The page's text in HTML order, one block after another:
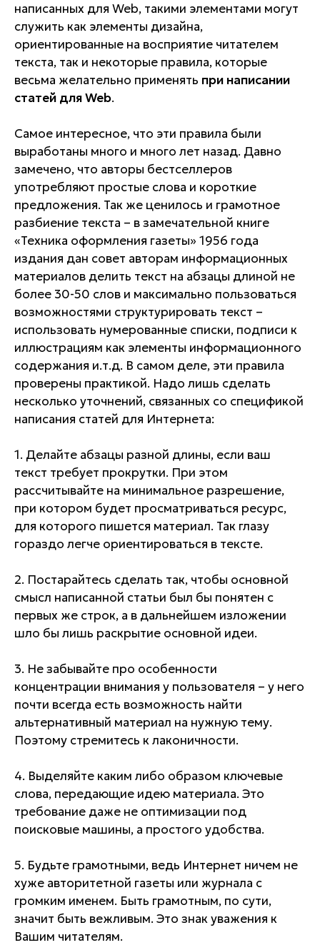
написанных для Web, такими элементами могут
служить как элементы дизайна,
ориентированные на восприятие читателем
текста, так и некоторые правила, которые
весьма желательно применять при написании
статей для Web.
Самое интересное, что эти правила были
выработаны много и много лет назад. Давно
замечено, что авторы бестселлеров
употребляют простые слова и короткие
предложения. Так же ценилось и грамотное
разбиение текста – в замечательной книге
«Техника оформления газеты» 1956 года
издания дан совет авторам информационных
материалов делить текст на абзацы длиной не
более 30-50 слов и максимально пользоваться
возможностями структурировать текст –
использовать нумерованные списки, подписи к
иллюстрациям как элементы информационного
содержания и.т.д. В самом деле, эти правила
проверены практикой. Надо лишь сделать
несколько уточнений, связанных со спецификой
написания статей для Интернета:
1. Делайте абзацы разной длины, если ваш
текст требует прокрутки. При этом
рассчитывайте на минимальное разрешение,
при котором будет просматриваться ресурс,
для которого пишется материал. Так глазу
гораздо легче ориентироваться в тексте.
2. Постарайтесь сделать так, чтобы основной
смысл написанной статьи был бы понятен с
первых же строк, а в дальнейшем изложении
шло бы лишь раскрытие основной идеи.
3. Не забывайте про особенности
концентрации внимания у пользователя – у него
почти всегда есть возможность найти
альтернативный материал на нужную тему.
Поэтому стремитесь к лаконичности.
4. Выделяйте каким либо образом ключевые
слова, передающие идею материала. Это
требование даже не оптимизации под
поисковые машины, а простого удобства.
5. Будьте грамотными, ведь Интернет ничем не
хуже авторитетной газеты или журнала с
громким именем. Быть грамотным, по сути,
значит быть вежливым. Это знак уважения к
Вашим читателям.